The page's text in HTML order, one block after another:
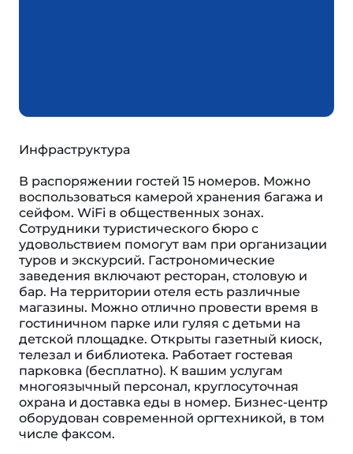
Инфраструктура
В распоряжении гостей 15 номеров. Можно
воспользоваться камерой хранения багажа и
сейфом. WiFi в общественных зонах.
Сотрудники туристического бюро с
удовольствием помогут вам при организации
туров и экскурсий. Гастрономические
заведения включают ресторан, столовую и
бар. На территории отеля есть различные
магазины. Можно отлично провести время в
гостиничном парке или гуляя с детьми на
детской площадке. Открыты газетный киоск,
телезал и библиотека. Работает гостевая
парковка (бесплатно). К вашим услугам
многоязычный персонал, круглосуточная
охрана и доставка еды в номер. Бизнес-центр
оборудован современной оргтехникой, в том
числе факсом.